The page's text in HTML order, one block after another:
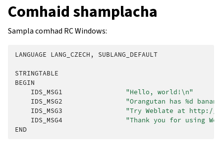
Comhaid shamplacha
Sampla comhad RC Windows:
LANGUAGE LANG_CZECH , SUBLANG_DEFAULT
STRINGTABLE
BEGIN
IDS_MSG1
"Hello, world! \n"
IDS_MSG2
"Orangutan has %d
IDS_MSG3
"Try Weblate at http://
IDS_MSG4
"Thank you for using
END